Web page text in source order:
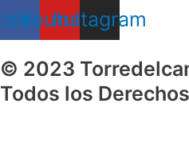
Youtube
Instagram
© 2023
Todos los